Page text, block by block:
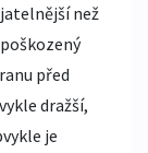
než
před
dražší,
je